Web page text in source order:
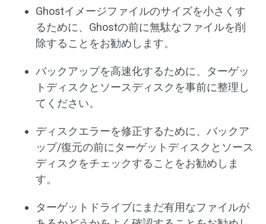
Ghostイメージファイルのサイズを小さくす
るために、Ghostの前に無駄なファイルを削
除することをお勧めします。
バックアップを高速化するために、ターゲッ
トディスクとソースディスクを事前に整理し
てください。
ディスクエラーを修正するために、バックア
ップ/復元の前にターゲットディスクとソース
ディスクをチェックすることをお勧めしま
す。
ターゲットドライブにまだ有用なファイルが